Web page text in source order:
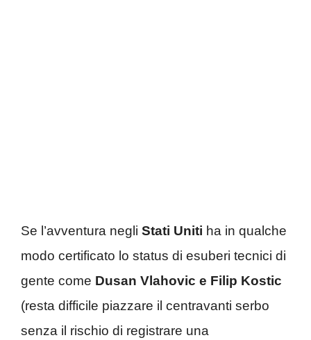
Se l’avventura negli Stati Uniti ha in qualche
modo certificato lo status di esuberi tecnici di
gente come Dusan Vlahovic e Filip Kostic
(resta difficile piazzare il centravanti serbo
senza il rischio di registrare una